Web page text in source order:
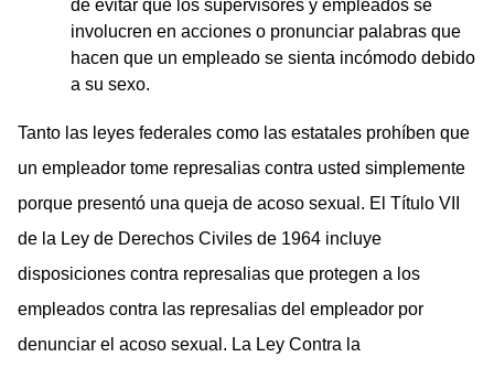
de evitar que los supervisores y empleados se
involucren en acciones o pronunciar palabras que
hacen que un empleado se sienta incómodo debido
a su sexo.
Tanto las leyes federales como las estatales prohíben que
un empleador tome represalias contra usted simplemente
porque presentó una queja de acoso sexual. El Título VII
de la Ley de Derechos Civiles de 1964 incluye
disposiciones contra represalias que protegen a los
empleados contra las represalias del empleador por
denunciar el acoso sexual. La Ley Contra la